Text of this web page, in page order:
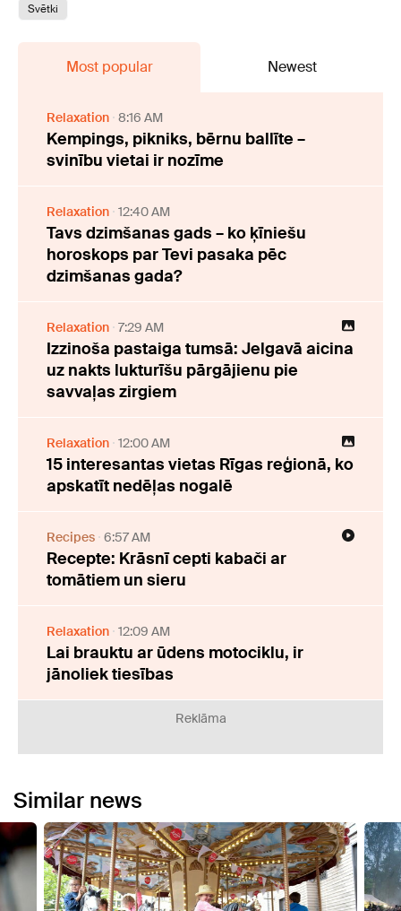
Svētki
Most popular Newest
Relaxation 8:16 AM
Kempings, pikniks, bērnu ballīte –
svinību vietai ir nozīme
Relaxation 12:40 AM
Tavs dzimšanas gads – ko ķīniešu
horoskops par Tevi pasaka pēc
dzimšanas gada?
Relaxation 7:29 AM
Izzinoša pastaiga tumsā: Jelgavā aicina
uz nakts lukturīšu pārgājienu pie
savvaļas zirgiem
Relaxation 12:00 AM
15 interesantas vietas Rīgas reģionā, ko
apskatīt nedēļas nogalē
Recipes 6:57 AM
Recepte: Krāsnī cepti kabači ar
tomātiem un sieru
Relaxation 12:09 AM
Lai brauktu ar ūdens motociklu, ir
jānoliek tiesības
Reklāma
Similar news